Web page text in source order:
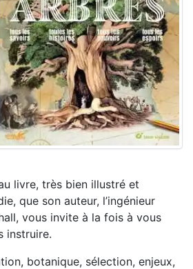
livre, très bien illustré et
que son auteur, l’ingénieur
vous invite à la fois à vous
instruire.
botanique, sélection, enjeux,